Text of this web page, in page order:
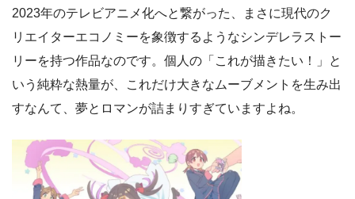
2023年のテレビアニメ化へと繋がった、まさに現代のク
リエイターエコノミーを象徴するようなシンデレラストー
リーを持つ作品なのです。個人の「これが描きたい！」と
いう純粋な熱量が、これだけ大きなムーブメントを生み出
すなんて、夢とロマンが詰まりすぎていますよね。